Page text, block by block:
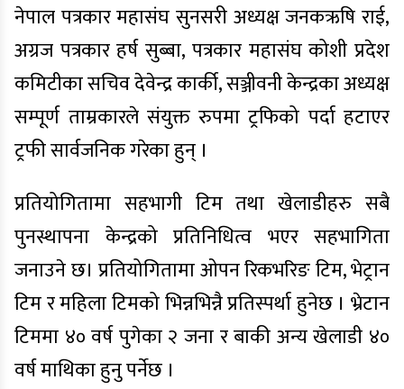
नेपाल पत्रकार महासंघ सुनसरी अध्यक्ष जनकऋषि राई,
अग्रज पत्रकार हर्ष सुब्बा, पत्रकार महासंघ कोशी प्रदेश
कमिटीका सचिव देवेन्द्र कार्की, सञ्जीवनी केन्द्रका अध्यक्ष
सम्पूर्ण ताम्रकारले संयुक्त रुपमा ट्रफिको पर्दा हटाएर
ट्रफी सार्वजनिक गरेका हुन् ।
प्रतियोगितामा सहभागी टिम तथा खेलाडीहरु सबै
पुनस्थापना केन्द्रको प्रतिनिधित्व भएर सहभागिता
जनाउने छ। प्रतियोगितामा ओपन रिकभरिङ टिम, भेट्रान
टिम र महिला टिमको भिन्नभिन्नै प्रतिस्पर्था हुनेछ । भ्रेटान
टिममा ४० वर्ष पुगेका २ जना र बाकी अन्य खेलाडी ४०
वर्ष माथिका हुनु पर्नेछ ।